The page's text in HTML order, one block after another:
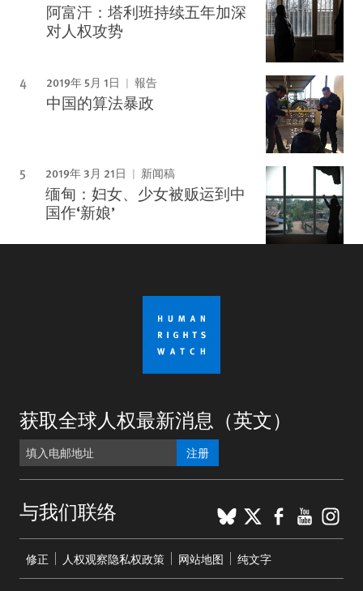
阿富汗：塔利班持续五年加深
对人权攻势
2019年 5月 1日 報告
中国的算法暴政
2019年 3月 21日 新闻稿
缅甸：妇女、少女被贩运到中
国作‘新娘’
获取全球人权最新消息（英文）
注册
与我们联络 BlueSky
X
menu
修正 人权观察隐私权政策 网站地图 纯文字